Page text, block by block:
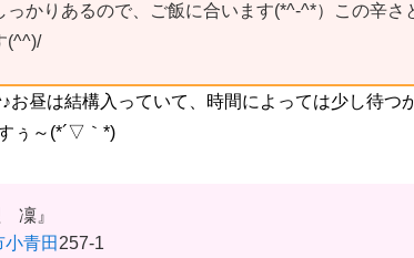
っかりあるので、ご飯に合います(*^-^*）この辛さ
(^^)/
お昼は結構入っていて、時間によっては少し待つ
ぅ～(*´▽｀*)
凜』
小青田 257-1